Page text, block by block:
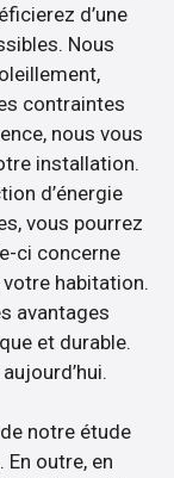
d’une
Nous
contraintes
nous vous
installation.
d’énergie
vous pourrez
ci concerne
habitation.
avantages
et durable.
notre étude
outre, en